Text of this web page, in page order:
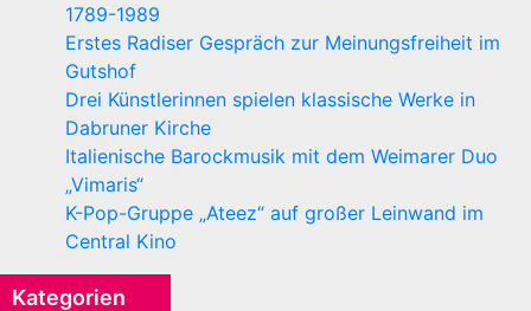
1789-1989
Erstes Radiser Gespräch zur Meinungsfreiheit im
Gutshof
Drei Künstlerinnen spielen klassische Werke in
Dabruner Kirche
Italienische Barockmusik mit dem Weimarer Duo
„Vimaris“
K-Pop-Gruppe „Ateez“ auf großer Leinwand im
Central Kino
Kategorien